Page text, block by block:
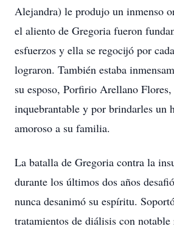
Alejandra) le produjo un inmenso
el aliento de Gregoria fueron
esfuerzos y ella se regocijó por
lograron. También estaba
su esposo, Porfirio Arellano
inquebrantable y por brindarles un
amoroso a su familia.
La batalla de Gregoria contra la
durante los últimos dos años
nunca desanimó su espíritu.
tratamientos de diálisis con notable